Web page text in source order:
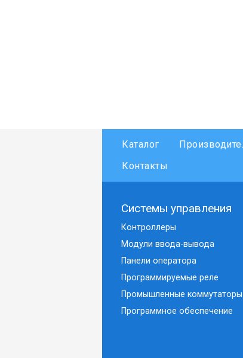
Каталог
Контакты
Системы управления
Контроллеры
Модули ввода-вывода
Панели оператора
Программируемые реле
Промышленные коммутаторы
Программное обеспечение